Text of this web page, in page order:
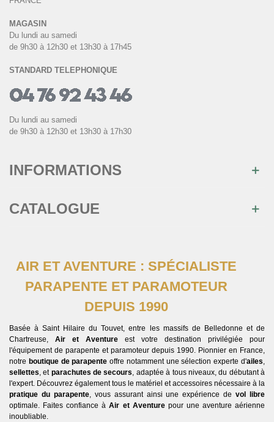
MAGASIN
Du lundi au samedi
de 9h30 à 12h30 et 13h30 à 17h45
STANDARD TELEPHONIQUE
Du lundi au samedi
de 9h30 à 12h30 et 13h30 à 17h30
INFORMATIONS
CATALOGUE
AIR ET AVENTURE : SPÉCIALISTE
PARAPENTE ET PARAMOTEUR
DEPUIS 1990
Basée à Saint Hilaire du Touvet, entre les massifs de Belledonne et de
Chartreuse, Air et Aventure est votre destination privilégiée pour
l'équipement de parapente et paramoteur depuis 1990. Pionnier en France,
notre boutique de parapente offre notamment une sélection experte d'ailes,
sellettes, et parachutes de secours, adaptée à tous niveaux, du débutant à
l'expert. Découvrez également tous le matériel et accessoires nécessaire à la
pratique du parapente, vous assurant ainsi une expérience devol libre
optimale. Faites confiance àAir et Aventurepour une aventure aérienne
inoubliable.